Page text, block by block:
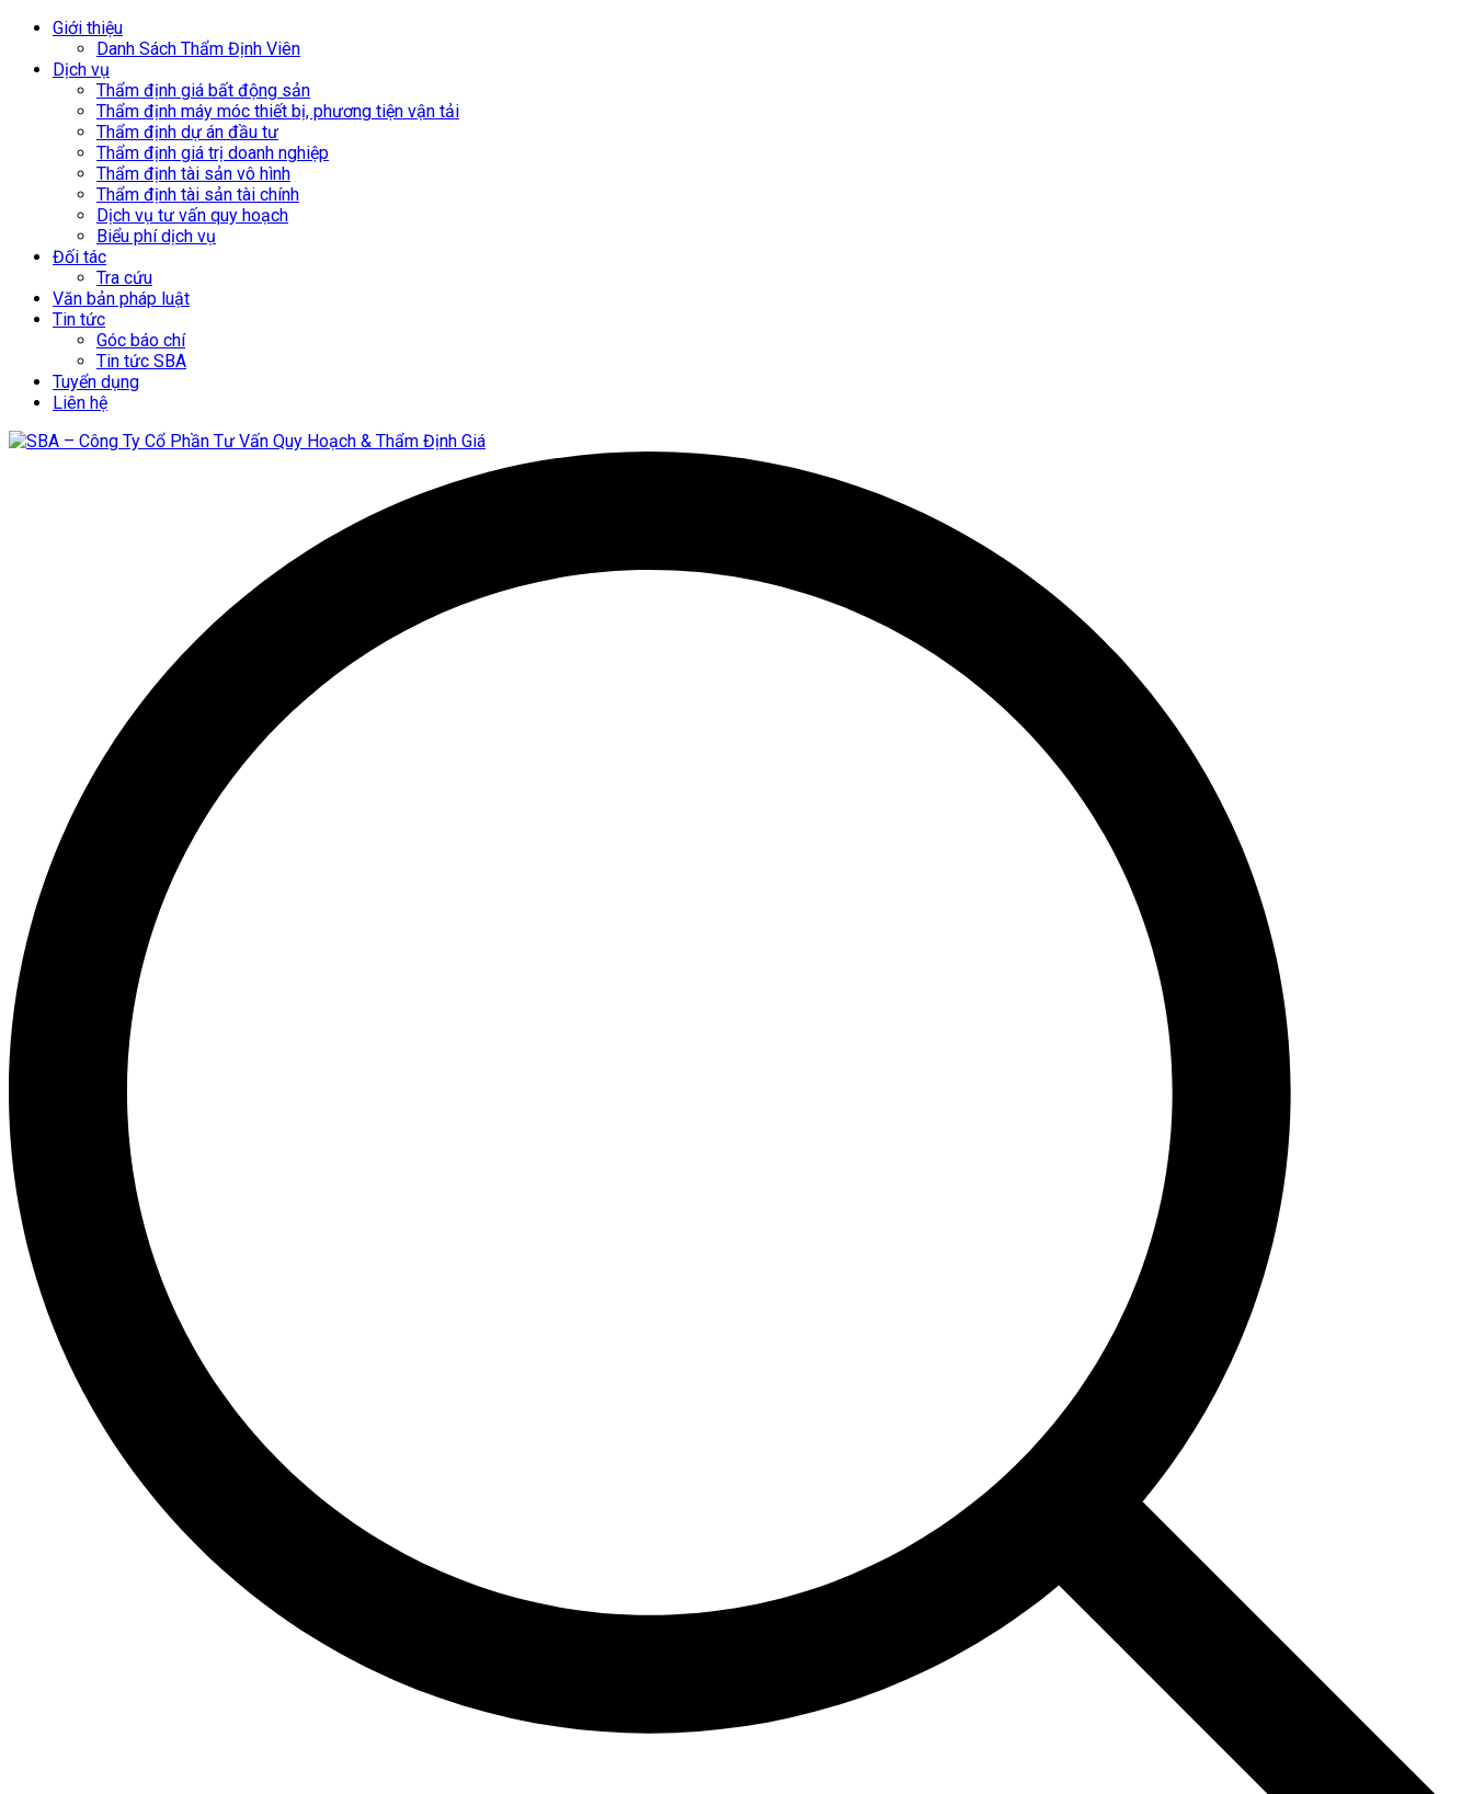
Giới thiệu
Danh Sách Thẩm Định Viên
Dịch vụ
Thẩm định giá bất động sản
Thẩm định máy móc thiết bị, phương tiện vận tải
Thẩm định dự án đầu tư
Thẩm định giá trị doanh nghiệp
Thẩm định tài sản vô hình
Thẩm định tài sản tài chính
Dịch vụ tư vấn quy hoạch
Biểu phí dịch vụ
Đối tác
Tra cứu
Văn bản pháp luật
Tin tức
Góc báo chí
Tin tức SBA
Tuyển dụng
Liên hệ